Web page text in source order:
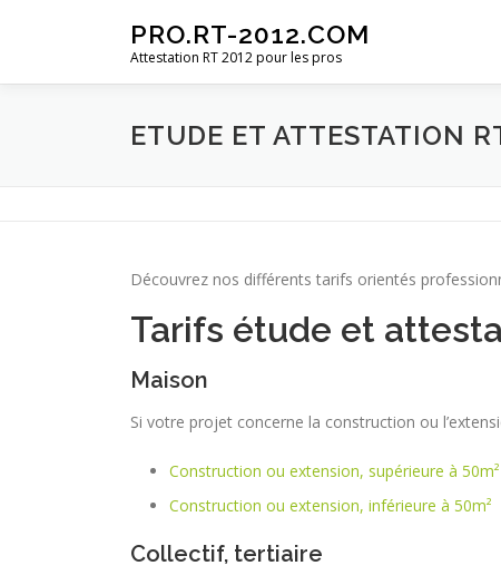
PRO.RT-2012.COM
Attestation RT 2012 pour les pros
ETUDE ET ATTESTATION
Découvrez nos différents tarifs orientés
Tarifs étude et
Maison
Si votre projet concerne la construction ou
Construction ou extension, supérieure à 50m²
Construction ou extension, inférieure à 50m²
Collectif, tertiaire